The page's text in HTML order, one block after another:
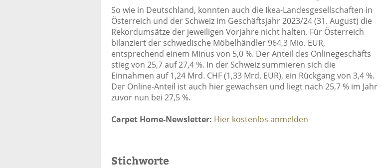
F
ac
e
b
o
k
te
il
tt
er
n
Li
n
k
e
di
n
il
e
m
ai
l
v
er
n
d
e
n
So wie in Deutschland, konnten auch die Ikea-Landesgesellschaften in
Österreich und der Schweiz im Geschäftsjahr 2023/24 (31. August) die
Rekordumsätze der jeweiligen Vorjahre nicht halten. Für Österreich
bilanziert der schwedische Möbelhändler 964,3 Mio. EUR,
entsprechend einem Minus von 5,0 %. Der Anteil des Onlinegeschäfts
stieg von 25,7 auf 27,4 %. In der Schweiz summieren sich die
Einnahmen auf 1,24 Mrd. CHF (1,33 Mrd. EUR), ein Rückgang von 3,4 %.
Der Online-Anteil ist auch hier gewachsen und liegt nach 25,7 % im Jahr
zuvor nun bei 27,5 %.
Carpet Home-Newsletter: Hier kostenlos anmelden
Stichworte